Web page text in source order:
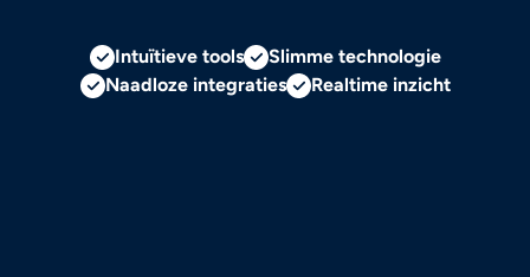
Intuïtieve tools
Slimme technologie
Naadloze integraties
Realtime inzicht